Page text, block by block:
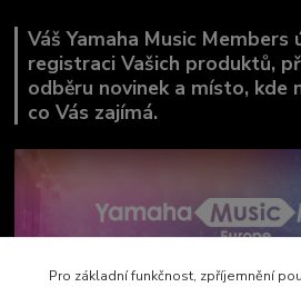
Váš Yamaha Music
registraci Vašich produktů,
odběru novinek a místo, kde
co Vás zajímá.
Pro základní funkčnost, zpříjemnění